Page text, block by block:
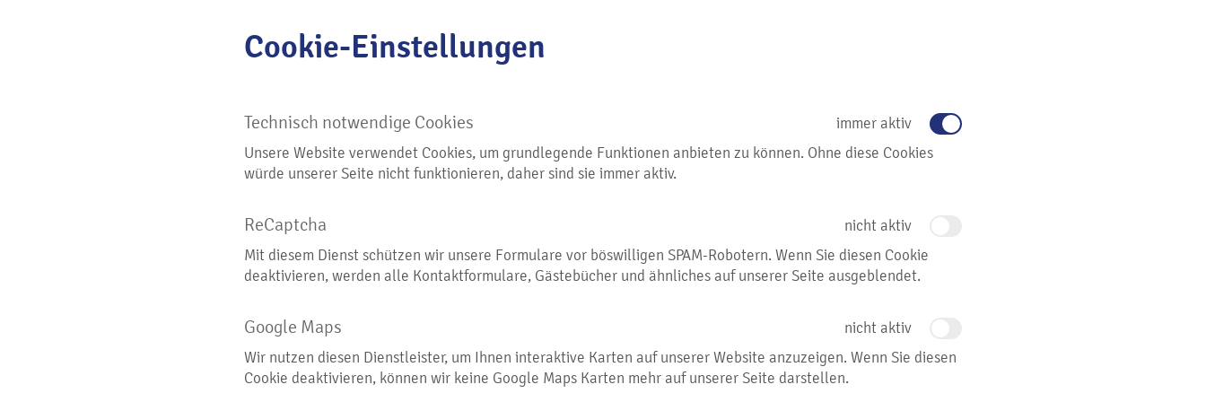
Cookie-Einstellungen
Technisch notwendige Cookies
immer aktiv
Unsere Website verwendet Cookies, um grundlegende Funktionen anbieten zu können. Ohne diese Cookies
würde unserer Seite nicht funktionieren, daher sind sie immer aktiv.
ReCaptcha
nicht aktiv
Mit diesem Dienst schützen wir unsere Formulare vor böswilligen SPAM-Robotern. Wenn Sie diesen Cookie
deaktivieren, werden alle Kontaktformulare, Gästebücher und ähnliches auf unserer Seite ausgeblendet.
Google Maps
nicht aktiv
Wir nutzen diesen Dienstleister, um Ihnen interaktive Karten auf unserer Website anzuzeigen. Wenn Sie diesen
Cookie deaktivieren, können wir keine Google Maps Karten mehr auf unserer Seite darstellen.